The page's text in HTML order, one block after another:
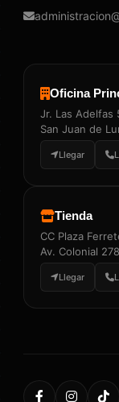
Oficina
Jr. Las Adelfas
San Juan de
Llegar
Tienda
CC Plaza
Av. Colonial
Llegar